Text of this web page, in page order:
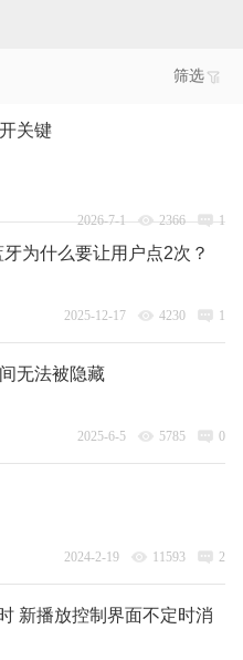
筛选
关键
2026-7-1 2366 1
为什么要让用户点2次？
2025-12-17 4230 1
无法被隐藏
2025-6-5 5785 0
2024-2-19 11593 2
新播放控制界面不定时消